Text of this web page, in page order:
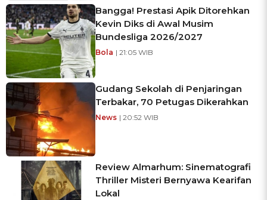
Bangga! Prestasi Apik Ditorehkan
Kevin Diks di Awal Musim
Bundesliga 2026/2027
Bola | 21:05 WIB
Gudang Sekolah di Penjaringan
Terbakar, 70 Petugas Dikerahkan
News | 20:52 WIB
Review Almarhum: Sinematografi
Thriller Misteri Bernyawa Kearifan
Lokal